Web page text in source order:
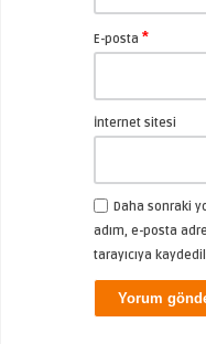
E-posta *
İnternet sitesi
Daha sonraki
adım, e-posta
tarayıcıya